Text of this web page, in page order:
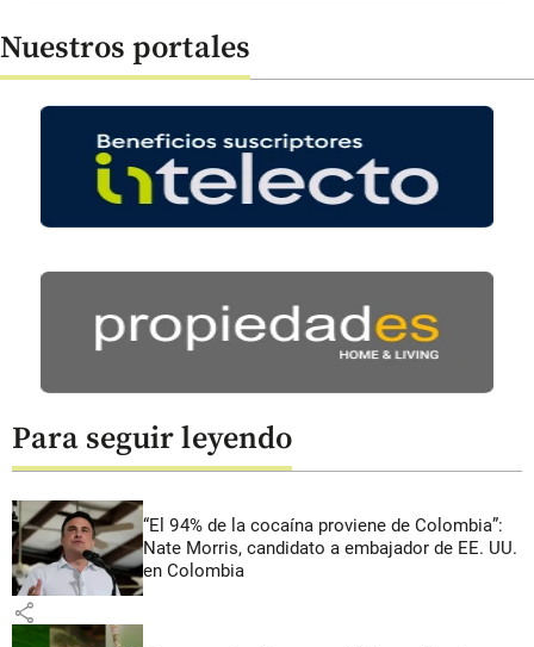
Nuestros portales
Para seguir leyendo
“El 94% de la cocaína proviene de Colombia”:
Nate Morris, candidato a embajador de EE. UU.
en Colombia
share